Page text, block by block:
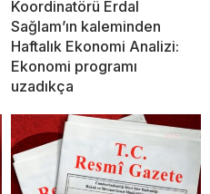
Koordinatörü Erdal
Sağlam’ın kaleminden
Haftalık Ekonomi Analizi:
Ekonomi programı
uzadıkça